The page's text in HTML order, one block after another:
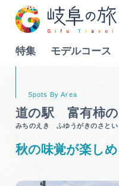
特集 モデルコース
Language
道の駅 富有柿の
みちのえき ふゆうがきのさとい
秋の味覚が楽し